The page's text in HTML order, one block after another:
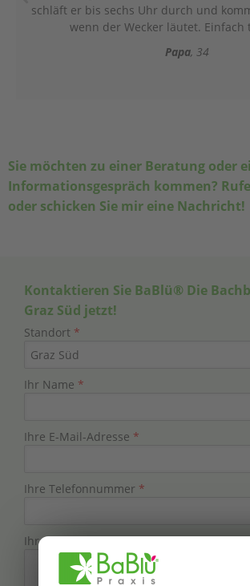
schläft er bis sechs Uhr durch und
wenn der Wecker läutet. Einfach
Papa 34
Sie möchten zu einer Beratung oder
Informationsgespräch kommen?
oder schicken Sie mir eine Nachricht!
Kontaktieren Sie BaBlü® Die
Graz Süd jetzt!
Standort *
Ihr Name *
Ihre E-Mail-Adresse *
Ihre Telefonnummer *
Ihre Nachricht*